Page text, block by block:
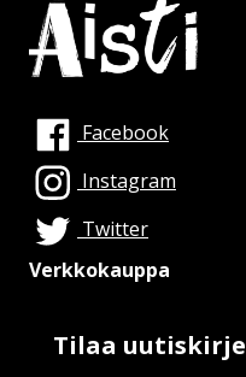
Facebook
Instagram
Twitter
Verkkokauppa
Tilaa uutiskirje